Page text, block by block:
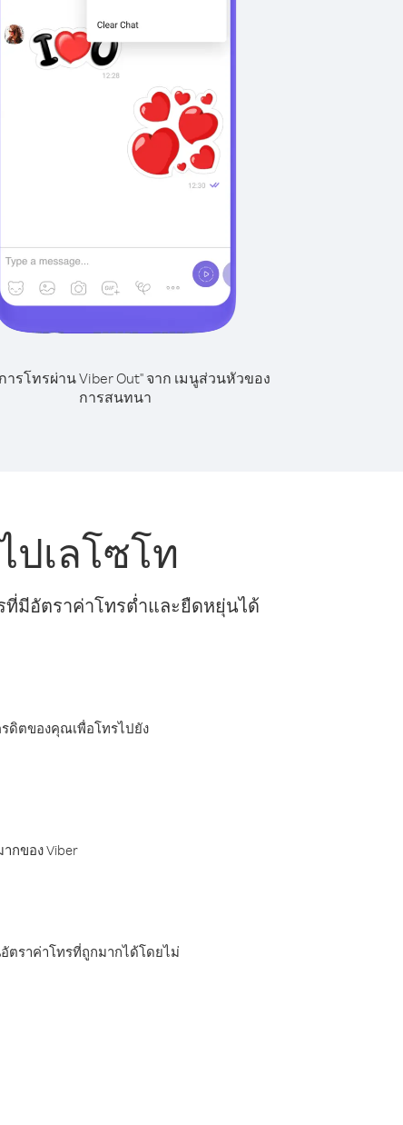
ารโทรผ่าน Viber Out" จาก เมนูส่วนหัวของ
การสนทนา
ปเลโซโท
ที่มีอัตราค่าโทรต่ำและยืดหยุ่นได้
รดิตของคุณเพื่อโทรไปยัง
กของ Viber
ตราค่าโทรที่ถูกมากได้โดยไม่